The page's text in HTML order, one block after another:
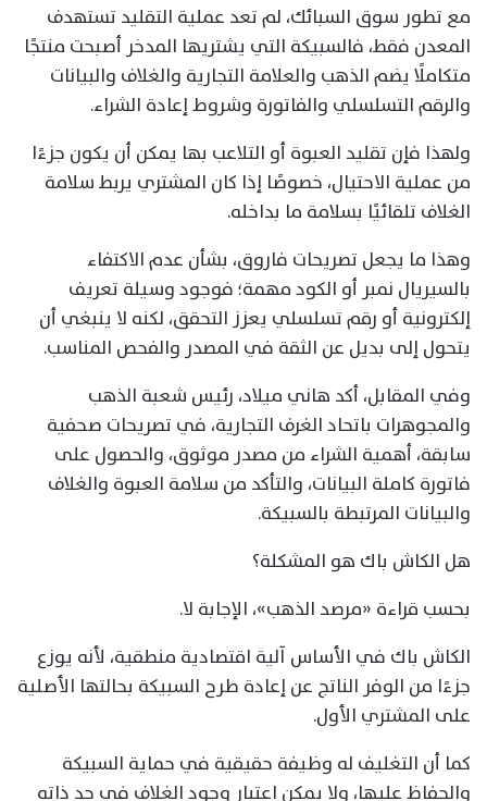
مع تطور سوق السبائك، لم تعد عملية التقليد تستهدف
المعدن فقط، فالسبيكة التي يشتريها المدخر أصبحت منتجًا
متكاملًا يضم الذهب والعلامة التجارية والغلاف والبيانات
والرقم التسلسلي والفاتورة وشروط إعادة الشراء.
ولهذا فإن تقليد العبوة أو التلاعب بها يمكن أن يكون جزءًا
من عملية الاحتيال، خصوصًا إذا كان المشتري يربط سلامة
الغلاف تلقائيًا بسلامة ما بداخله.
وهذا ما يجعل تصريحات فاروق، بشأن عدم الاكتفاء
بالسيريال نمبر أو الكود مهمة؛ فوجود وسيلة تعريف
إلكترونية أو رقم تسلسلي يعزز التحقق، لكنه لا ينبغي أن
يتحول إلى بديل عن الثقة في المصدر والفحص المناسب.
وفي المقابل، أكد هاني ميلاد، رئيس شعبة الذهب
والمجوهرات باتحاد الغرف التجارية، في تصريحات صحفية
سابقة، أهمية الشراء من مصدر موثوق، والحصول على
فاتورة كاملة البيانات، والتأكد من سلامة العبوة والغلاف
والبيانات المرتبطة بالسبيكة.
هل الكاش باك هو المشكلة؟
بحسب قراءة «مرصد الذهب»، الإجابة لا.
الكاش باك في الأساس آلية اقتصادية منطقية، لأنه يوزع
جزءًا من الوفر الناتج عن إعادة طرح السبيكة بحالتها الأصلية
على المشتري الأول.
كما أن التغليف له وظيفة حقيقية في حماية السبيكة
والحفاظ عليها، ولا يمكن اعتبار وجود الغلاف في حد ذاته